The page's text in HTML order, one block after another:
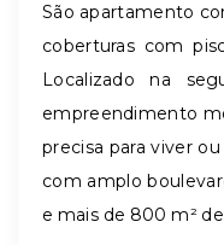
São apartamento
coberturas com
Localizado na
empreendimento
precisa para viver
com amplo
e mais de 800 m²